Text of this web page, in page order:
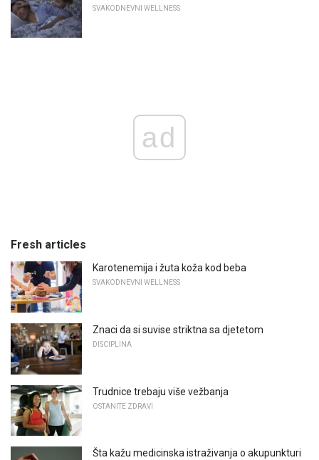
SVAKODNEVNI WELLNESS
ad
Fresh articles
Karotenemija i žuta koža kod beba
SVAKODNEVNI WELLNESS
Znaci da si suvise striktna sa djetetom
DISCIPLINA
Trudnice trebaju više vežbanja
OSTANITE ZDRAVI
Šta kažu medicinska istraživanja o akupunkturi